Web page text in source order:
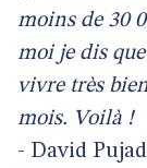
moins de 30
moi je dis
vivre très
mois. Voilà !
- David